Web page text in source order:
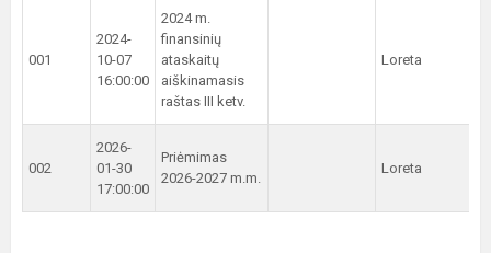
001
2024-
10-07
16:00:00
2024 m.
finansinių
ataskaitų
aiškinamasis
raštas III ketv.
Loreta
002
2026-
01-30
17:00:00
Priėmimas
2026-2027 m.m.
Loreta